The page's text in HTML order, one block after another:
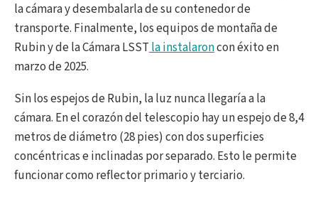
la cámara y desembalarla de su contenedor de
transporte. Finalmente, los equipos de montaña de
Rubin y de la Cámara LSSTla instalaroncon éxito en
marzo de 2025.
Sin los espejos de Rubin, la luz nunca llegaría a la
cámara. En el corazón del telescopio hay un espejo de 8,4
metros de diámetro (28 pies) con dos superficies
concéntricas e inclinadas por separado. Esto le permite
funcionar como reflector primario y terciario.